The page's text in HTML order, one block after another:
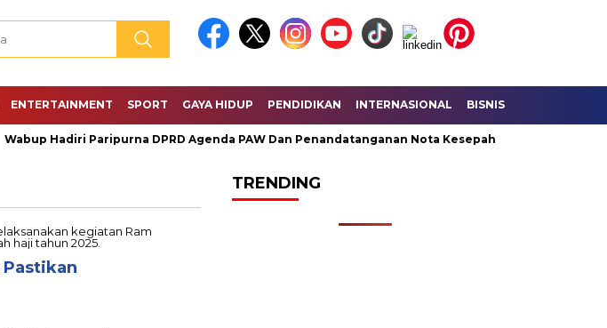
ENTERTAINMENT SPORT GAYA HIDUP PENDIDIKAN INTERNASIONAL BISNIS
Hadiri Paripurna DPRD Agenda PAW Dan Penandatanganan Nota Kesepahaman KUA – PPAS
TRENDING